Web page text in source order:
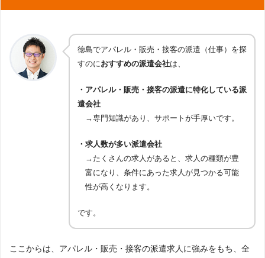
徳島でアパレル・販売・接客の派遣（仕事）を探
すのにおすすめの派遣会社は、
・アパレル・販売・接客の派遣に特化している派
遣会社
→専門知識があり、サポートが手厚いです。
・求人数が多い派遣会社
→たくさんの求人があると、求人の種類が豊
富になり、条件にあった求人が見つかる可能
性が高くなります。
です。
ここからは、アパレル・販売・接客の派遣求人に強みをもち、全